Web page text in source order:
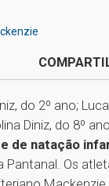
do 2º ano;
Diniz, do 8º
de natação
Pantanal. Os